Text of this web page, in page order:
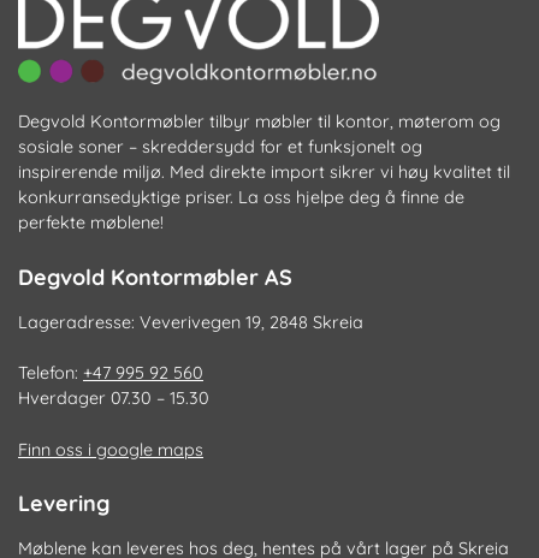
Degvold Kontormøbler tilbyr møbler til kontor, møterom og
sosiale soner – skreddersydd for et funksjonelt og
inspirerende miljø. Med direkte import sikrer vi høy kvalitet til
konkurransedyktige priser. La oss hjelpe deg å finne de
perfekte møblene!
Degvold Kontormøbler AS
Lageradresse: Veverivegen 19, 2848 Skreia
Telefon: +47 995 92 560
Hverdager 07.30 – 15.30
Finn oss i google maps
Levering
Møblene kan leveres hos deg, hentes på vårt lager på Skreia